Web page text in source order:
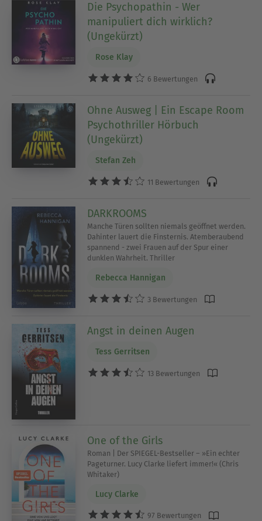
Die Psychopathin - Wer
manipuliert dich wirklich?
(Ungekürzt)
Rose Klay
6 Bewertungen
Ohne Ausweg | Ein Escape Room
Psychothriller Hörbuch
(Ungekürzt)
Stefan Zeh
11 Bewertungen
DARKROOMS
Manche Türen sollten niemals geöffnet werden.
Dahinter lauert die Finsternis. Atemberaubend
spannend - zwei Frauen auf der Spur einer
dunklen Wahrheit. Thriller
Rebecca Hannigan
3 Bewertungen
Angst in deinen Augen
Tess Gerritsen
13 Bewertungen
One of the Girls
Roman | Der SPIEGEL-Bestseller – »Ein echter
Pageturner. Lucy Clarke liefert immer!« (Chris
Whitaker)
Lucy Clarke
97 Bewertungen